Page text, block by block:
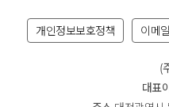
개인정보보호정책 이메
(
대표